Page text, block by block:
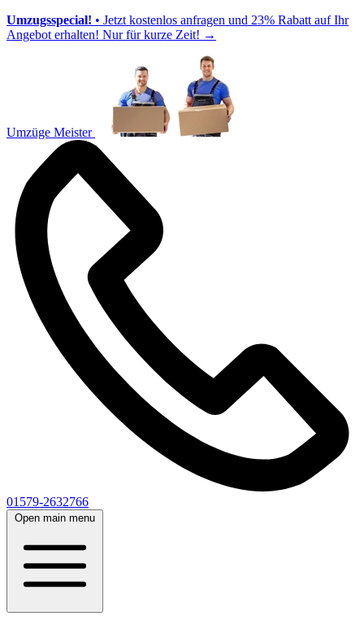
Umzugsspecial! • Jetzt kostenlos anfragen und 23% Rabatt auf Ihr
Angebot erhalten! Nur für kurze Zeit! →
Umzüge Meister
01579-2632766
Open main menu